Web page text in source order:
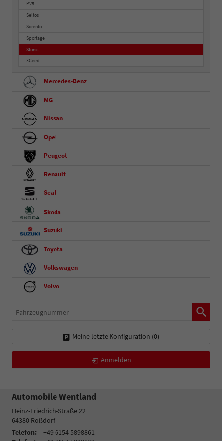
PV5
Seltos
Sorento
Sportage
Stonic
XCeed
Mercedes-Benz
MG
Nissan
Opel
Peugeot
Renault
Seat
Skoda
Suzuki
Toyota
Volkswagen
Volvo
Fahrzeugnummer
Meine letzte Konfiguration (0)
Anmelden
Automobile Wentland
Heinz-Friedrich-Straße 22
64380 Roßdorf
Telefon:
+49 6154 5898861